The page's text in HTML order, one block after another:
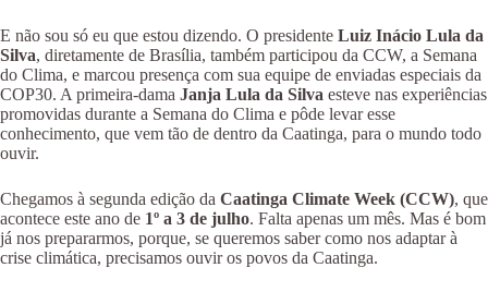
E não sou só eu que estou dizendo. O presidente Luiz Inácio Lula da
Silva, diretamente de Brasília, também participou da CCW, a Semana
do Clima, e marcou presença com sua equipe de enviadas especiais da
COP30. A primeira-dama Janja Lula da Silva esteve nas experiências
promovidas durante a Semana do Clima e pôde levar esse
conhecimento, que vem tão de dentro da Caatinga, para o mundo todo
ouvir.
Chegamos à segunda edição da Caatinga Climate Week (CCW), que
acontece este ano de 1º a 3 de julho. Falta apenas um mês. Mas é bom
já nos prepararmos, porque, se queremos saber como nos adaptar à
crise climática, precisamos ouvir os povos da Caatinga.